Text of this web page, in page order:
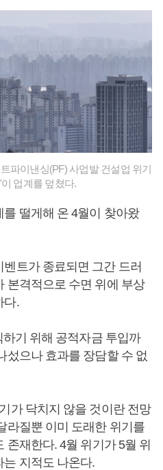
파이낸싱(PF) 사업발 건설업 위기
업계를 덮쳤다.
떨게해 온 4월이 찾아왔
트가 종료되면 그간 드러
본격적으로 수면 위에 부상
다.
하기 위해 공적자금 투입까
섰으나 효과를 장담할 수 없
가 닥치지 않을 것이란 전망
라질뿐 이미 도래한 위기를
존재한다. 4월 위기가 5월 위
지적도 나온다.